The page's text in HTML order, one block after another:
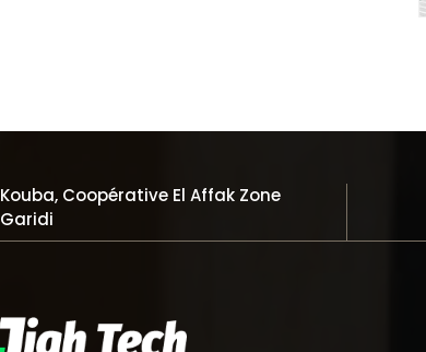
Kouba, Coopérative El Affak Zone
Garidi